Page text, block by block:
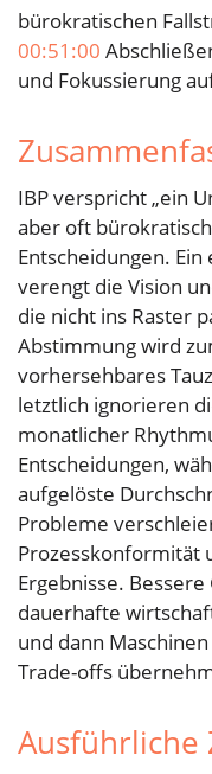
bürokratischen
00:51:00
und Fokussierung
IBP verspricht „ein
aber oft
Entscheidungen.
verengt die Vision
die nicht ins Raster
Abstimmung wird
vorhersehbares
letztlich ignorieren
monatlicher
Entscheidungen,
aufgelöste
Probleme
Prozesskonformität
Ergebnisse.
dauerhafte
und dann
Trade-offs
Ausführliche